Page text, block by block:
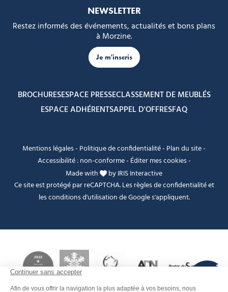
NEWSLETTER
Restez informés des événements, actualités et bons plans
à Morzine.
Je m'inscris
BROCHURESESPACE PRESSECLASSEMENT DE MEUBLÉS
ESPACE ADHÉRENTSAPPEL D'OFFRESFAQ
Mentions légales- Politique de confidentialité- Plan du site-
Accessibilité : non-conforme- Éditer mes cookies-
Made with
byIRIS Interactive
Ce site est protégé par reCAPTCHA. Lesrègles de confidentialitéet
lesconditions d'utilisationde Google s'appliquent.
FANFOUÉ